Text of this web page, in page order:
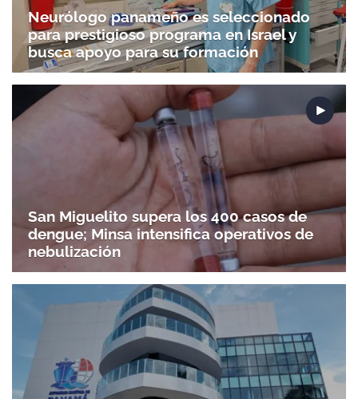
Gracias por suscribirte a nuestro boletín.
ACEPTAR
Neurólogo panameño es seleccionado
para prestigioso programa en Israel y
busca apoyo para su formación
San Miguelito supera los 400 casos de
dengue; Minsa intensifica operativos de
nebulización